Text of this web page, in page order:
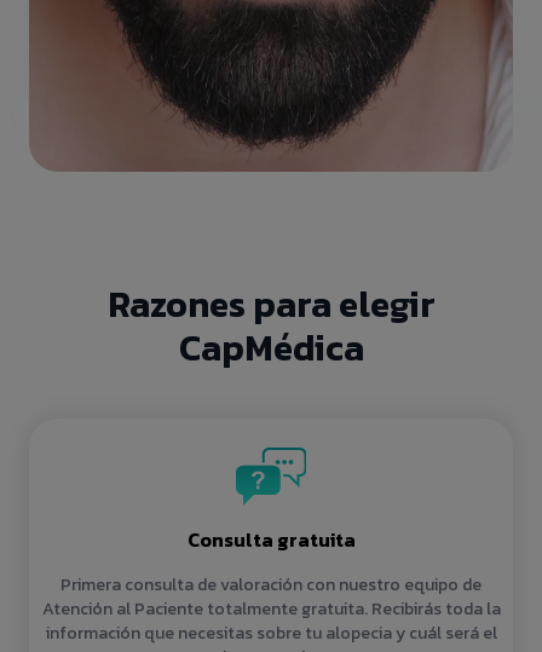
Razones para elegir
CapMédica
Consulta gratuita
Primera consulta de valoración con nuestro equipo de
Atención al Paciente totalmente gratuita. Recibirás toda la
información que necesitas sobre tu alopecia y cuál será el